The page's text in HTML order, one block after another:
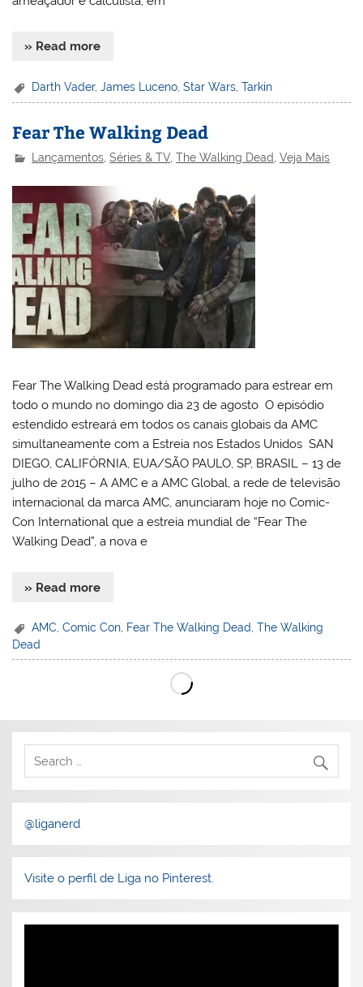
» Read more
Darth Vader,James Luceno ,Star Wars ,Tarkin
Fear The Walking Dead
Lançamentos ,Séries & TV,The Walking Dead ,Veja Mais
Fear The Walking Dead está programado para estrear em
todo o mundo no domingo dia 23 de agosto O episódio
estendido estreará em todos os canais globais da AMC
simultaneamente com a Estreia nos Estados Unidos SAN
DIEGO, CALIFÓRNIA, EUA/SÃO PAULO, SP, BRASIL – 13 de
julho de 2015 – A AMC e a AMC Global, a rede de televisão
internacional da marca AMC, anunciaram hoje no Comic-
Con International que a estreia mundial de “Fear The
Walking Dead”, a nova e
» Read more
AMC ,Comic Con Fear The Walking Dead ,The Walking
Dead
@liganerd
Visite o perfil de Liga no Pinterest.
Tocador